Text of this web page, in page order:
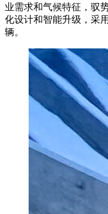
业需求和气候特征，驭
化设计和智能升级，采
辆。